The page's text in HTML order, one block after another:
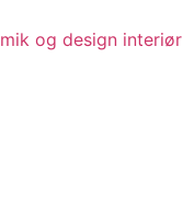
og design interiør